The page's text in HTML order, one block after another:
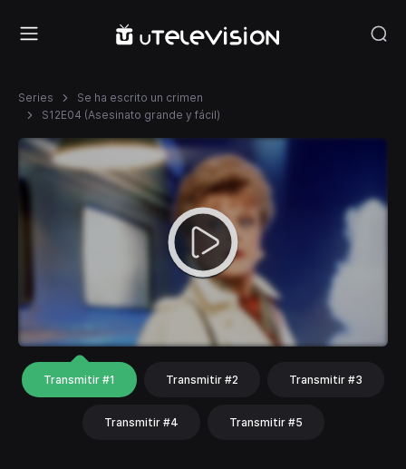
Series
Se ha escrito un crimen
S12E04 (Asesinato grande y fácil)
Transmitir #1 Transmitir #2 Transmitir #3
Transmitir #4 Transmitir #5